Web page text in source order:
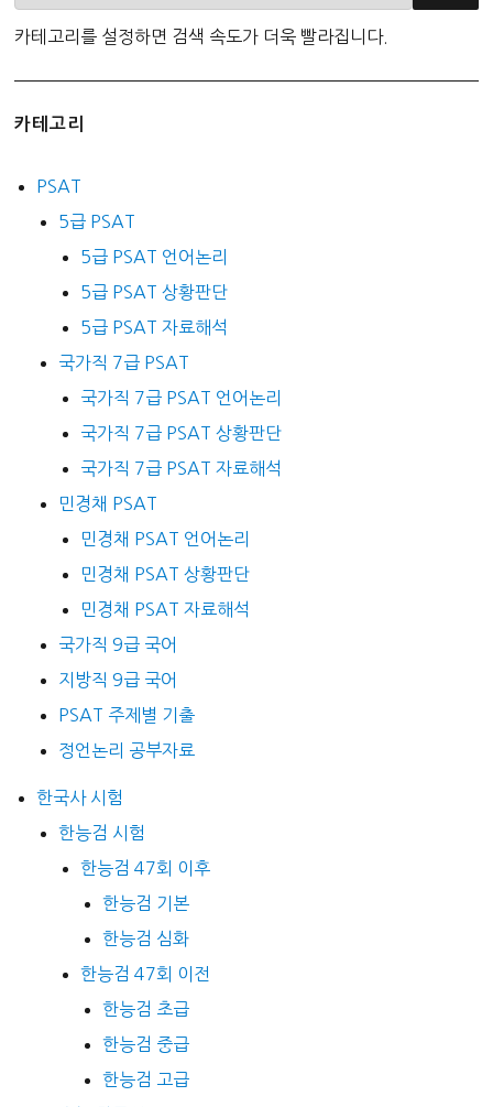
카테고리를 설정하면 검색 속도가 더욱 빨라집니다.
카테고리
PSAT
5급 PSAT
5급 PSAT 언어논리
5급 PSAT 상황판단
5급 PSAT 자료해석
국가직 7급 PSAT
국가직 7급 PSAT 언어논리
국가직 7급 PSAT 상황판단
국가직 7급 PSAT 자료해석
민경채 PSAT
민경채 PSAT 언어논리
민경채 PSAT 상황판단
민경채 PSAT 자료해석
국가직 9급 국어
지방직 9급 국어
PSAT 주제별 기출
정언논리 공부자료
한국사 시험
한능검 시험
한능검 47회 이후
한능검 기본
한능검 심화
한능검 47회 이전
한능검 초급
한능검 중급
한능검 고급